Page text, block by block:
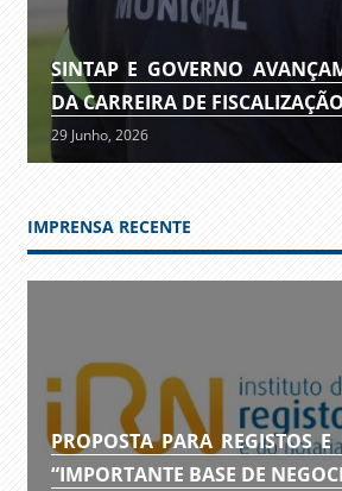
SINTAP E GOVERNO
DA CARREIRA DE FISCALIZAÇÃO
29 Junho, 2026
IMPRENSA RECENTE
PROPOSTA PARA REGISTOS E
“IMPORTANTE BASE DE